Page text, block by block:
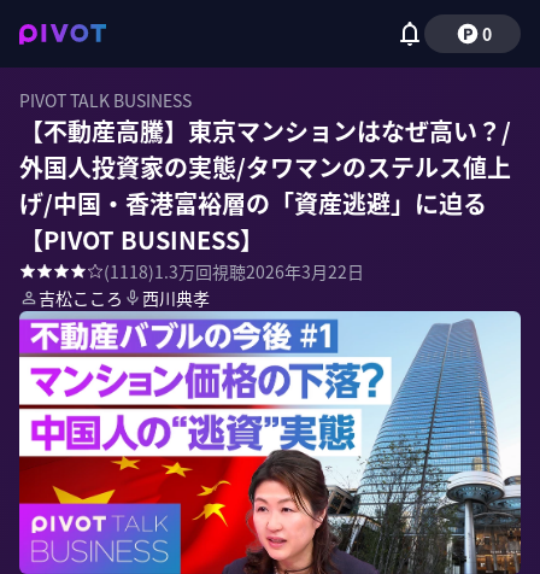
0
PIVOT TALK BUSINESS
【不動産高騰】東京マンションはなぜ高い？/
外国人投資家の実態/タワマンのステルス値上
げ/中国・香港富裕層の「資産逃避」に迫る
【PIVOT BUSINESS】
(1118)1.3万回視聴2026年3月22日
吉松こころ
西川典孝